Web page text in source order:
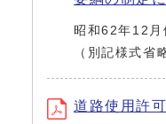
昭和62年12
（別記様式省
道路使用許